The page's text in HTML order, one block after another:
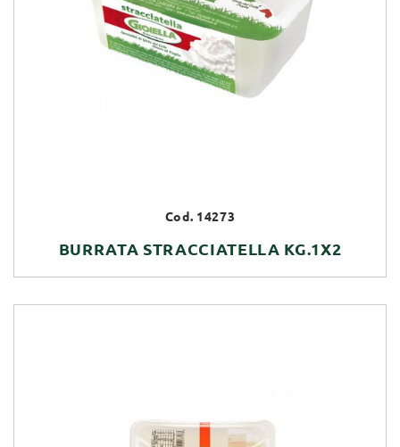
Cod. 14273
BURRATA STRACCIATELLA KG.1X2